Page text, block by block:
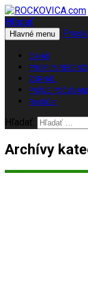
Hľadať
Hlavné menu
O NÁS
PROFILY/
ŽURNÁL
PRÁVE POČÚVAM
RockČet
Hľadať:
Archívy